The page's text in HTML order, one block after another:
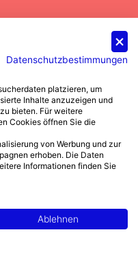
Köln
kostenfrei
Datenschutzbestimmungen
platzieren, um
Inhalte anzuzeigen und
bieten. Für weitere
Cookies öffnen Sie die
von Werbung und zur
erhoben. Die Daten
Informationen finden Sie
Ablehnen